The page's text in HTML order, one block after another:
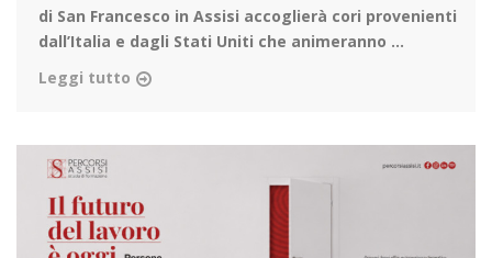
di San Francesco in Assisi accoglierà cori provenienti
dall’Italia e dagli Stati Uniti che animeranno ...
Leggi tutto